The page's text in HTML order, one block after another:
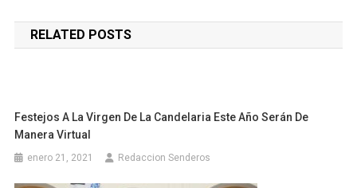
de
entradas
RELATED POSTS
Festejos A La Virgen De La Candelaria Este Año Serán De
Manera Virtual
enero 21, 2021 Redaccion Senderos